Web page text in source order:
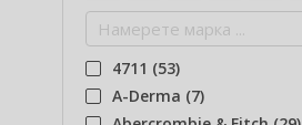
4711 (53)
A-Derma (7)